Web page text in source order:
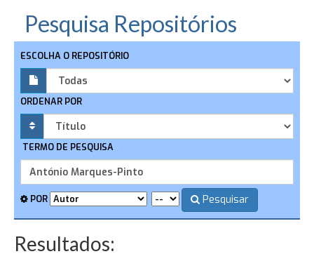
Pesquisa Repositórios
ESCOLHA O REPOSITÓRIO
ORDENAR POR
TERMO DE PESQUISA
POR Pesquisar
Resultados: